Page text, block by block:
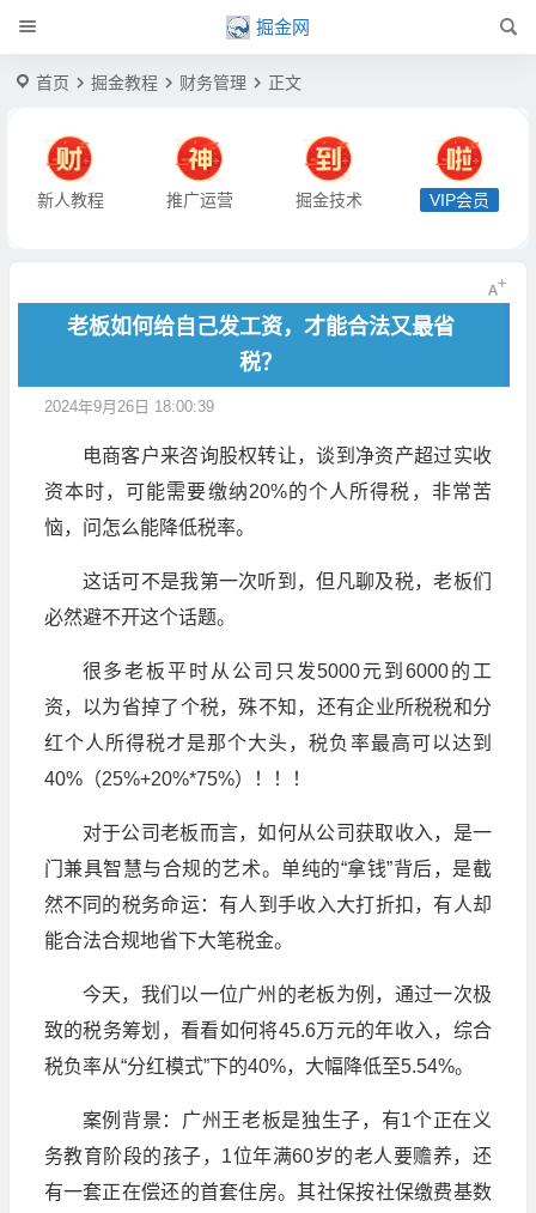
掘金网
首页 掘金教程 财务管理 正文
新人教程 推广运营 掘金技术 VIP会员
老板如何给自己发工资，才能合法又最省
税？
2024年9月26日 18:00:39
电商客户来咨询股权转让，谈到净资产超过实收
资本时，可能需要缴纳20%的个人所得税，非常苦
恼，问怎么能降低税率。
这话可不是我第一次听到，但凡聊及税，老板们
必然避不开这个话题。
很多老板平时从公司只发5000元到6000的工
资，以为省掉了个税，殊不知，还有企业所税税和分
红个人所得税才是那个大头，税负率最高可以达到
40%（25%+20%*75%）！！！
对于公司老板而言，如何从公司获取收入，是一
门兼具智慧与合规的艺术。单纯的“拿钱”背后，是截
然不同的税务命运：有人到手收入大打折扣，有人却
能合法合规地省下大笔税金。
今天，我们以一位广州的老板为例，通过一次极
致的税务筹划，看看如何将45.6万元的年收入，综合
税负率从“分红模式”下的40%，大幅降低至5.54%。
案例背景：广州王老板是独生子，有1个正在义
务教育阶段的孩子，1位年满60岁的老人要赡养，还
有一套正在偿还的首套住房。其社保按社保缴费基数